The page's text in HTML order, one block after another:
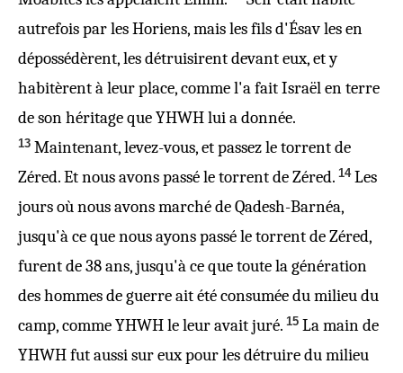
autrefois par les Horiens, mais les fils d'Ésav les en
dépossédèrent, les détruisirent devant eux, et y
habitèrent à leur place, comme l'a fait Israël en terre
de son héritage que YHWH lui a donnée.
13 Maintenant, levez-vous, et passez le torrent de
Zéred. Et nous avons passé le torrent de Zéred. 14 Les
jours où nous avons marché de Qadesh-Barnéa,
jusqu'à ce que nous ayons passé le torrent de Zéred,
furent de 38 ans, jusqu'à ce que toute la génération
des hommes de guerre ait été consumée du milieu du
camp, comme YHWH le leur avait juré. 15 La main de
YHWH fut aussi sur eux pour les détruire du milieu